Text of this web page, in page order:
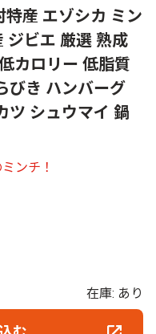
特産 エゾシカ ミン
ジビエ 厳選 熟成
カロリー 低脂質
びき ハンバーグ
ツ シュウマイ 鍋
ンチ！
在庫: あり